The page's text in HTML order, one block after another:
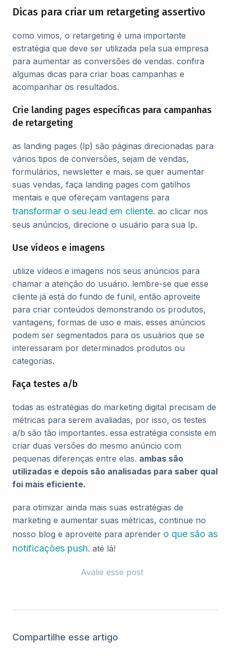
Dicas para criar um retargeting assertivo
como vimos, o retargeting é uma importante
estratégia que deve ser utilizada pela sua empresa
para aumentar as conversões de vendas. confira
algumas dicas para criar boas campanhas e
acompanhar os resultados.
Crie landing pages específicas para campanhas
de retargeting
as landing pages (lp) são páginas direcionadas para
vários tipos de conversões, sejam de vendas,
formulários, newsletter e mais. se quer aumentar
suas vendas, faça landing pages com gatilhos
mentais e que ofereçam vantagens para
transformar o seu lead em cliente. ao clicar nos
seus anúncios, direcione o usuário para sua lp.
Use vídeos e imagens
utilize vídeos e imagens nos seus anúncios para
chamar a atenção do usuário. lembre-se que esse
cliente já está do fundo de funil, então aproveite
para criar conteúdos demonstrando os produtos,
vantagens, formas de uso e mais. esses anúncios
podem ser segmentados para os usuários que se
interessaram por determinados produtos ou
categorias.
Faça testes a/b
todas as estratégias do marketing digital precisam de
métricas para serem avaliadas, por isso, os testes
a/b são tão importantes. essa estratégia consiste em
criar duas versões do mesmo anúncio com
pequenas diferenças entre elas. ambas são
utilizadas e depois são analisadas para saber qual
foi mais eficiente.
para otimizar ainda mais suas estratégias de
marketing e aumentar suas métricas, continue no
nosso blog e aproveite para aprender o que são as
notificações push. até lá!
Avalie esse post
Compartilhe esse artigo